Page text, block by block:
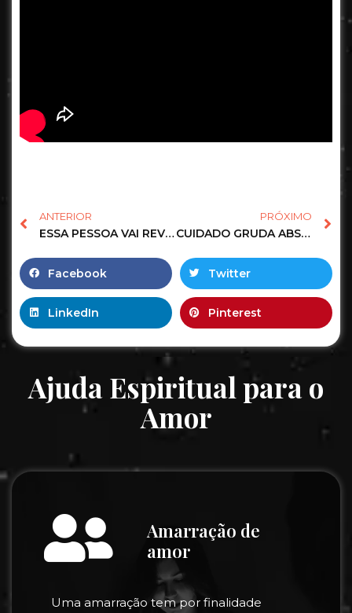
ANTERIOR
ESSA PESSOA VAI REVELAR ALGO SURPREENDENTE PARA VOCÊ! + LETRA INICIAL
PRÓXIMO
CUIDADO GRUDA ABSURDO!!#shortsfeed #dicas #simpatia #alhoporo
Facebook Twitter
LinkedIn Pinterest
Ajuda Espiritual para o
Amor
Amarração de
amor
Uma amarração tem por finalidade